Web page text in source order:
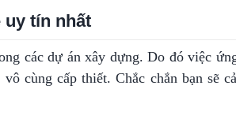
uy tín nhất
các dự án xây dựng. Do đó việc
cùng cấp thiết. Chắc chắn bạn sẽ